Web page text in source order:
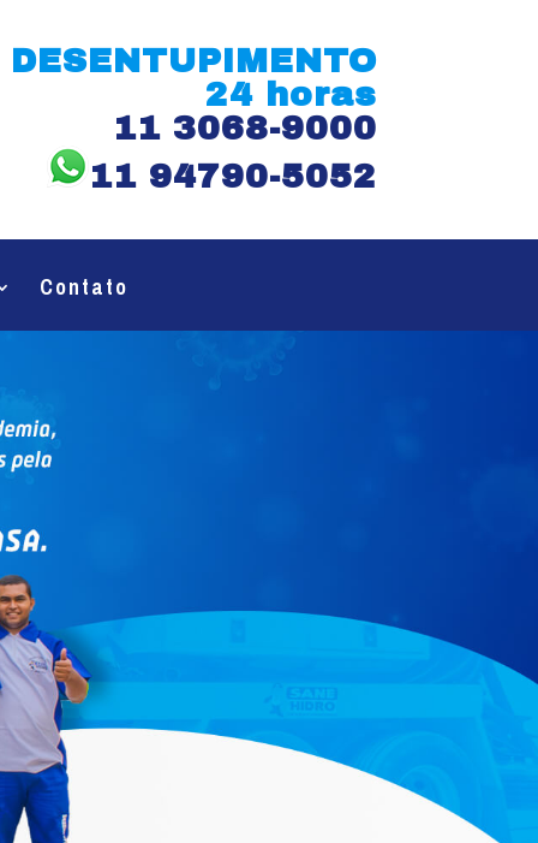
DESENTUPIMENTO
24 horas
11 3068-9000
11 94790-5052
Contato